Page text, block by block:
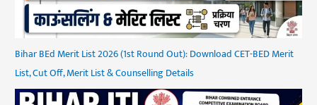
Bihar BEd Merit List 2026 (1st Round Out): Download CET-BED Merit
List, Cut Off, Merit List & Counselling Details